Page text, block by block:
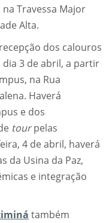
Travessa Major
Alta.
dos calouros
dia 3 de abril, a partir
na Rua
Haverá
e dos
tourpelas
4 de abril, haverá
da Usina da Paz,
e integração
também